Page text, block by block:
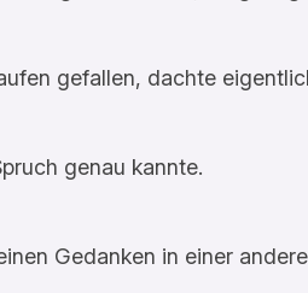
gefallen, dachte
genau kannte.
Gedanken in einer